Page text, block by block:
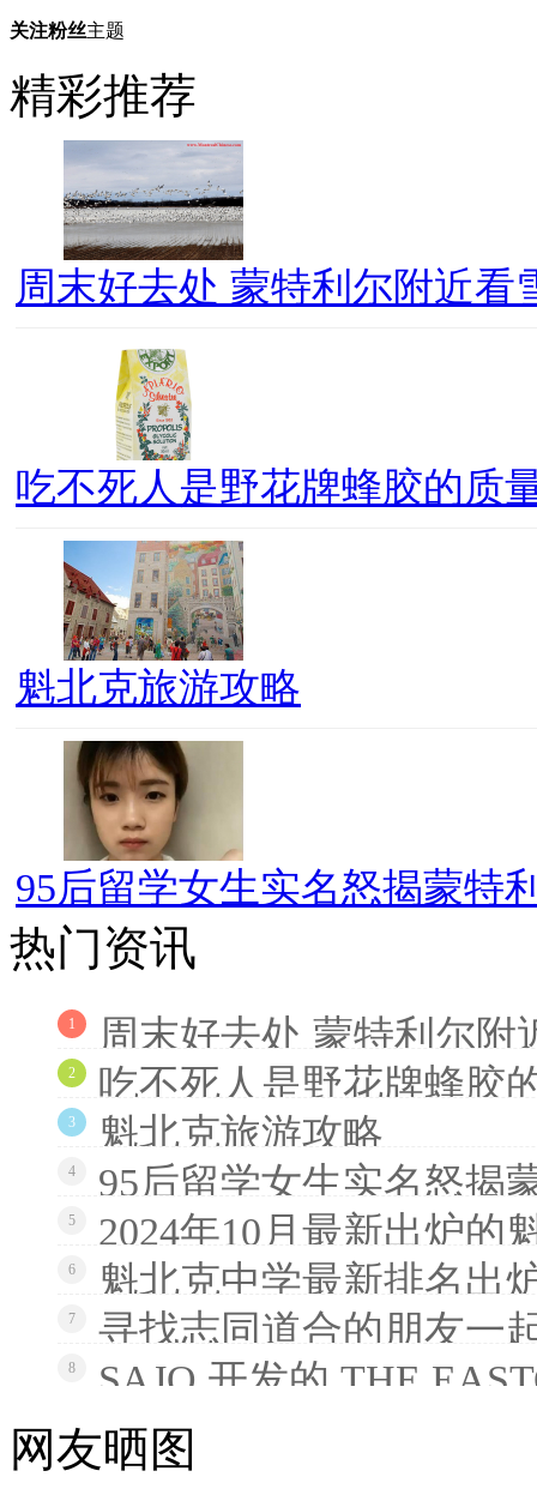
关注粉丝主题
精彩推荐
周末好去处 蒙特利尔附近看
吃不死人是野花牌蜂胶的质
魁北克旅游攻略
95后留学女生实名怒揭蒙特
热门资讯
1 周末好去处 蒙特利尔附
2 吃不死人是野花牌蜂胶
3 魁北克旅游攻略
4 95后留学女生实名怒揭
5 2024年10月最新出炉的
6 魁北克中学最新排名出
7 寻找志同道合的朋友一
8 SAJO 开发的 THE
网友晒图